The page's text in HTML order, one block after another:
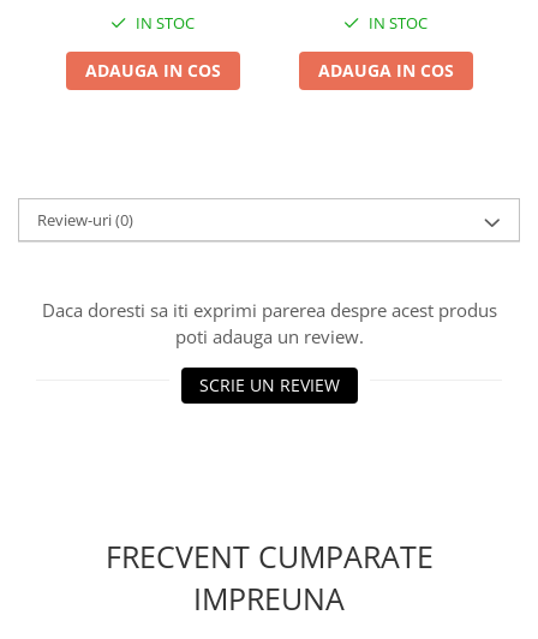
IN STOC
ADAUGA IN COS
IN STOC
ADAUGA IN COS
Review-uri(0)
Daca doresti sa iti exprimi parerea despre acest produs
poti adauga un review.
SCRIE UN REVIEW
FRECVENT CUMPARATE
IMPREUNA